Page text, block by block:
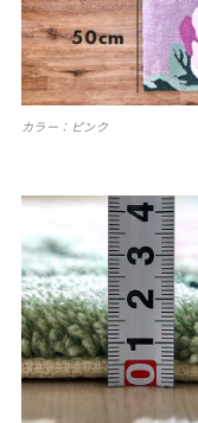
カラー：ピンク